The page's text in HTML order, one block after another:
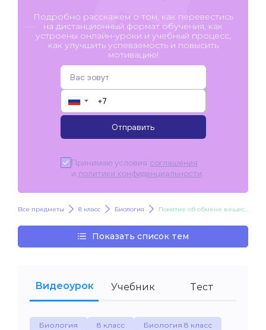
Подробно расскажем о том, как перевестись
на дистанционный формат обучения, как
устроены онлайн-уроки и учебный процесс,
как улучшить успеваемость и повысить
мотивацию!
▼
Отправить
Принимаю условия соглашения
и политики конфиденциальности
Все предметы 8 класс Биология Понятие об обмене веществ
Показать список тем
Видеоурок Учебник Тест
Биология 8 класс Биология 8 класс